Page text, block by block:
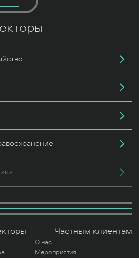
Частным клиентам
О нас
Мероприятия